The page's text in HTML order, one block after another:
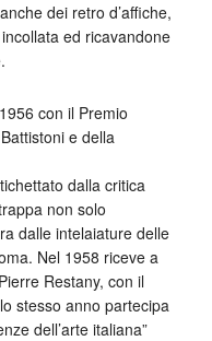
dei retro d’affiche,
ed ricavandone
con il Premio
e della
dalla critica
non solo
dalle intelaiature delle
Nel 1958 riceve a
Restany, con il
stesso anno partecipa
dell’arte italiana”